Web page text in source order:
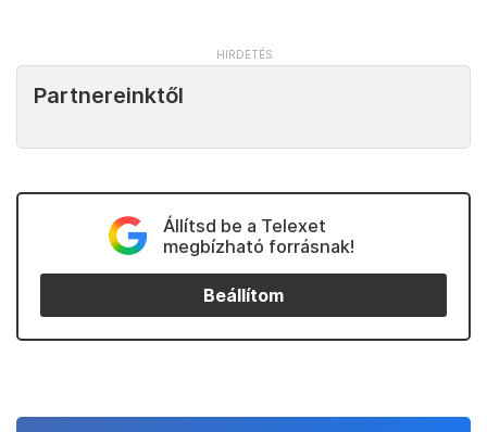
Partnereinktől
Állítsd be a Telexet
megbízható forrásnak!
Beállítom